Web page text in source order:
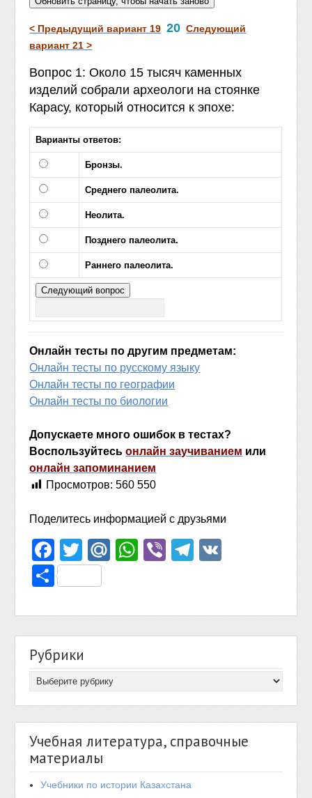
< Предыдущий вариант 19 20 Следующий
вариант 21 >
Вопрос 1: Около 15 тысяч каменных
изделий собрали археологи на стоянке
Карасу, который относится к эпохе:
Варианты ответов:
Бронзы.
Среднего палеолита.
Неолита.
Позднего палеолита.
Раннего палеолита.
Онлайн тесты по другим предметам:
Онлайн тесты по русскому языку
Онлайн тесты по географии
Онлайн тесты по биологии
Допускаете много ошибок в тестах?
Воспользуйтесьонлайн заучиванием или
онлайн запоминанием
Просмотров: 560 550
Поделитесь информацией с друзьями
Facebook
TwitterMail.Ru
WhatsApp
ViberTelegram
Отправить
Рубрики
Учебная литература, справочные
материалы
Учебники по истории Казахстана